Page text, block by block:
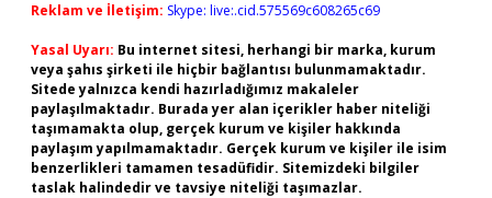
Reklam ve İletişim: Skype: live:.cid.575569c608265c69
Yasal Uyarı: Bu internet sitesi, herhangi bir marka, kurum
veya şahıs şirketi ile hiçbir bağlantısı bulunmamaktadır.
Sitede yalnızca kendi hazırladığımız makaleler
paylaşılmaktadır. Burada yer alan içerikler haber niteliği
taşımamakta olup, gerçek kurum ve kişiler hakkında
paylaşım yapılmamaktadır. Gerçek kurum ve kişiler ile isim
benzerlikleri tamamen tesadüfidir. Sitemizdeki bilgiler
taslak halindedir ve tavsiye niteliği taşımazlar.